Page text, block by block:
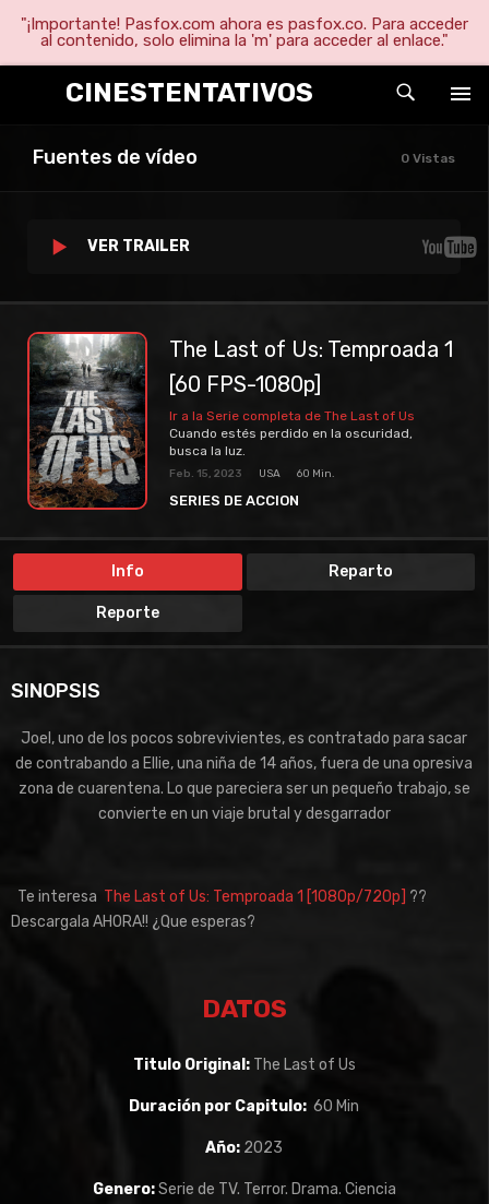
"¡Importante! Pasfox.com ahora es pasfox.co. Para acceder
al contenido, solo elimina la 'm' para acceder al enlace."
CINESTENTATIVOS
Fuentes de vídeo 0 Vistas
VER TRAILER
The Last of Us: Temproada 1
[60 FPS-1080p]
Ir a la Serie completa de The Last of Us
Cuando estés perdido en la oscuridad,
busca la luz.
Feb. 15, 2023 USA 60 Min.
SERIES DE ACCION
SERIES DE TERROR
SERIES DE THIRLLER
SERIES TV
Info Reparto
Reporte
SINOPSIS
Joel, uno de los pocos sobrevivientes, es contratado para sacar
de contrabando a Ellie, una niña de 14 años, fuera de una opresiva
zona de cuarentena. Lo que pareciera ser un pequeño trabajo, se
convierte en un viaje brutal y desgarrador
Te interesa The Last of Us: Temproada 1 [1080p/720p] ??
Descargala AHORA!! ¿Que esperas?
DATOS
Titulo Original: The Last of Us
Duración por Capitulo: 60 Min
Año: 2023
Genero:Serie de TV. Terror. Drama. Ciencia